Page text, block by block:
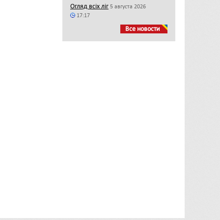
Огляд всіх ліг 5 августа 2026
17:17
Все новости